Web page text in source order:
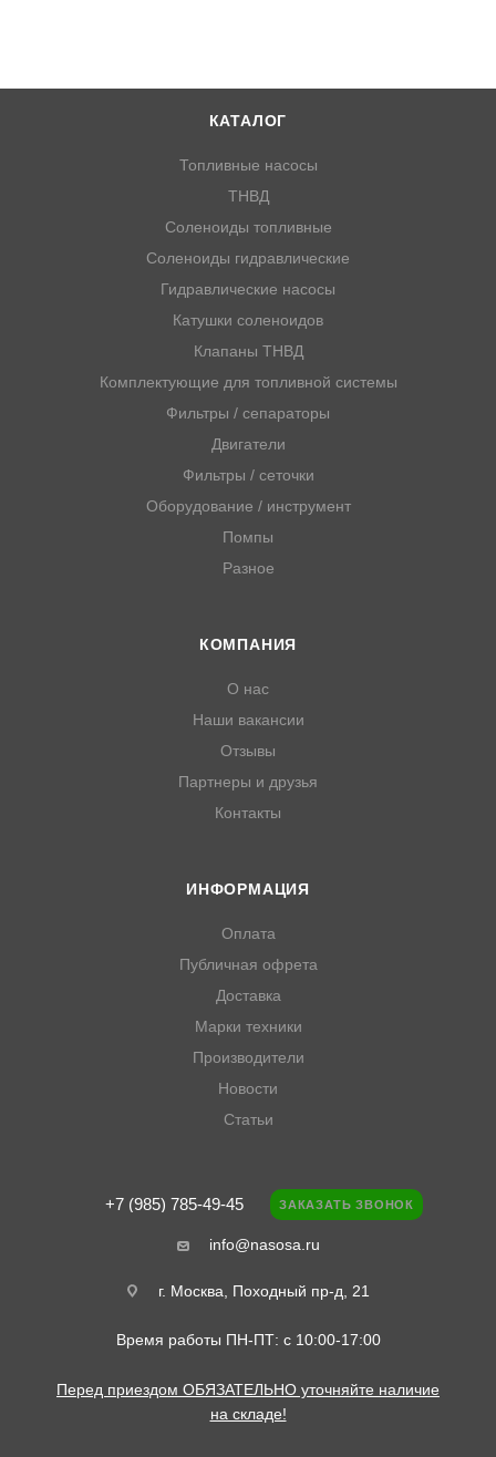
КАТАЛОГ
Топливные насосы
ТНВД
Соленоиды топливные
Соленоиды гидравлические
Гидравлические насосы
Катушки соленоидов
Клапаны ТНВД
Комплектующие для топливной системы
Фильтры / сепараторы
Двигатели
Фильтры / сеточки
Оборудование / инструмент
Помпы
Разное
КОМПАНИЯ
О нас
Наши вакансии
Отзывы
Партнеры и друзья
Контакты
ИНФОРМАЦИЯ
Оплата
Публичная офрета
Доставка
Марки техники
Производители
Новости
Статьи
+7 (985) 785-49-45 ЗАКАЗАТЬ ЗВОНОК
info@nasosa.ru
г. Москва, Походный пр-д, 21
Время работы ПН-ПТ: с 10:00-17:00
Перед приездом ОБЯЗАТЕЛЬНО уточняйте наличие
на складе!